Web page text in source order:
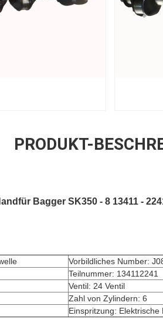
PRODUKT-
Bagger SK350 - 8 13411 -
Vorbildliches Number:
Teilnummer: 134112241
Ventil: 24 Ventil
Zahl von Zylindern: 6
Einspritzung: Elektrische